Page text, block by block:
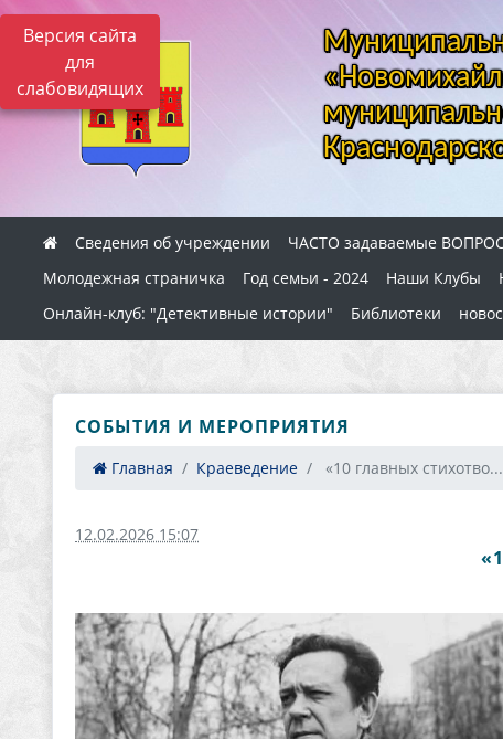
Версия сайта
для
слабовидящих
Сведения об учреждении ЧАСТО задаваемые
Молодежная страничка
Год семьи - 2024 Наши Клубы
Онлайн-клуб: "Детективные истории"
Библиотеки
СОБЫТИЯ И МЕРОПРИЯТИЯ
Главная Краеведение ​ «10 главных стихотво...
12.02.2026 15:07